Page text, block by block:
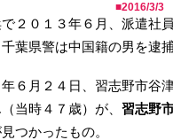
■2016/3/3
２０１３年６月、派遣社
葉県警は中国籍の男を逮
６月２４日、習志野市谷
当時４７歳）が、 習志野
つかったもの。